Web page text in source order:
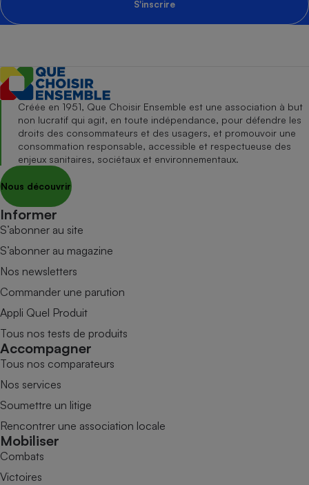
S'inscrire
Créée en 1951, Que Choisir Ensemble est une association à but
non lucratif qui agit, en toute indépendance, pour défendre les
droits des consommateurs et des usagers, et promouvoir une
consommation responsable, accessible et respectueuse des
enjeux sanitaires, sociétaux et environnementaux.
Nous découvrir
Informer
S’abonner au site
S’abonner au magazine
Nos newsletters
Commander une parution
Appli Quel Produit
Tous nos tests de produits
Accompagner
Tous nos comparateurs
Nos services
Soumettre un litige
Rencontrer une association locale
Mobiliser
Combats
Victoires